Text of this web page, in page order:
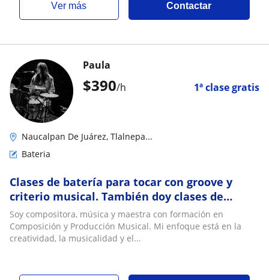
ver más Contactar
$390/h 1ª clase gratis
Paula
Naucalpan De Juárez, Tlalnepa...
Bateria
Clases de batería para tocar con groove y
criterio musical. También doy clases de
guitarra y composición. Si buscas un enfoque
integral, lo vemos
Soy compositora, música y maestra con formación en
Composición y Producción Musical. Mi enfoque está en la
creatividad, la musicalidad y el...